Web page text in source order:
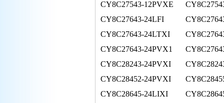
CY8C27543-12PVXE
CY8C27643-24LFI
CY8C27643-24LTXI
CY8C27643-24PVX1
CY8C28243-24PVXI
CY8C28452-24PVXI
CY8C28645-24LIXI